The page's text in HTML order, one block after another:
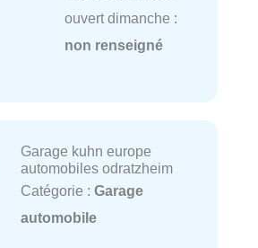
ouvert dimanche :
non renseigné
Garage kuhn europe
automobiles odratzheim
Catégorie : Garage
automobile